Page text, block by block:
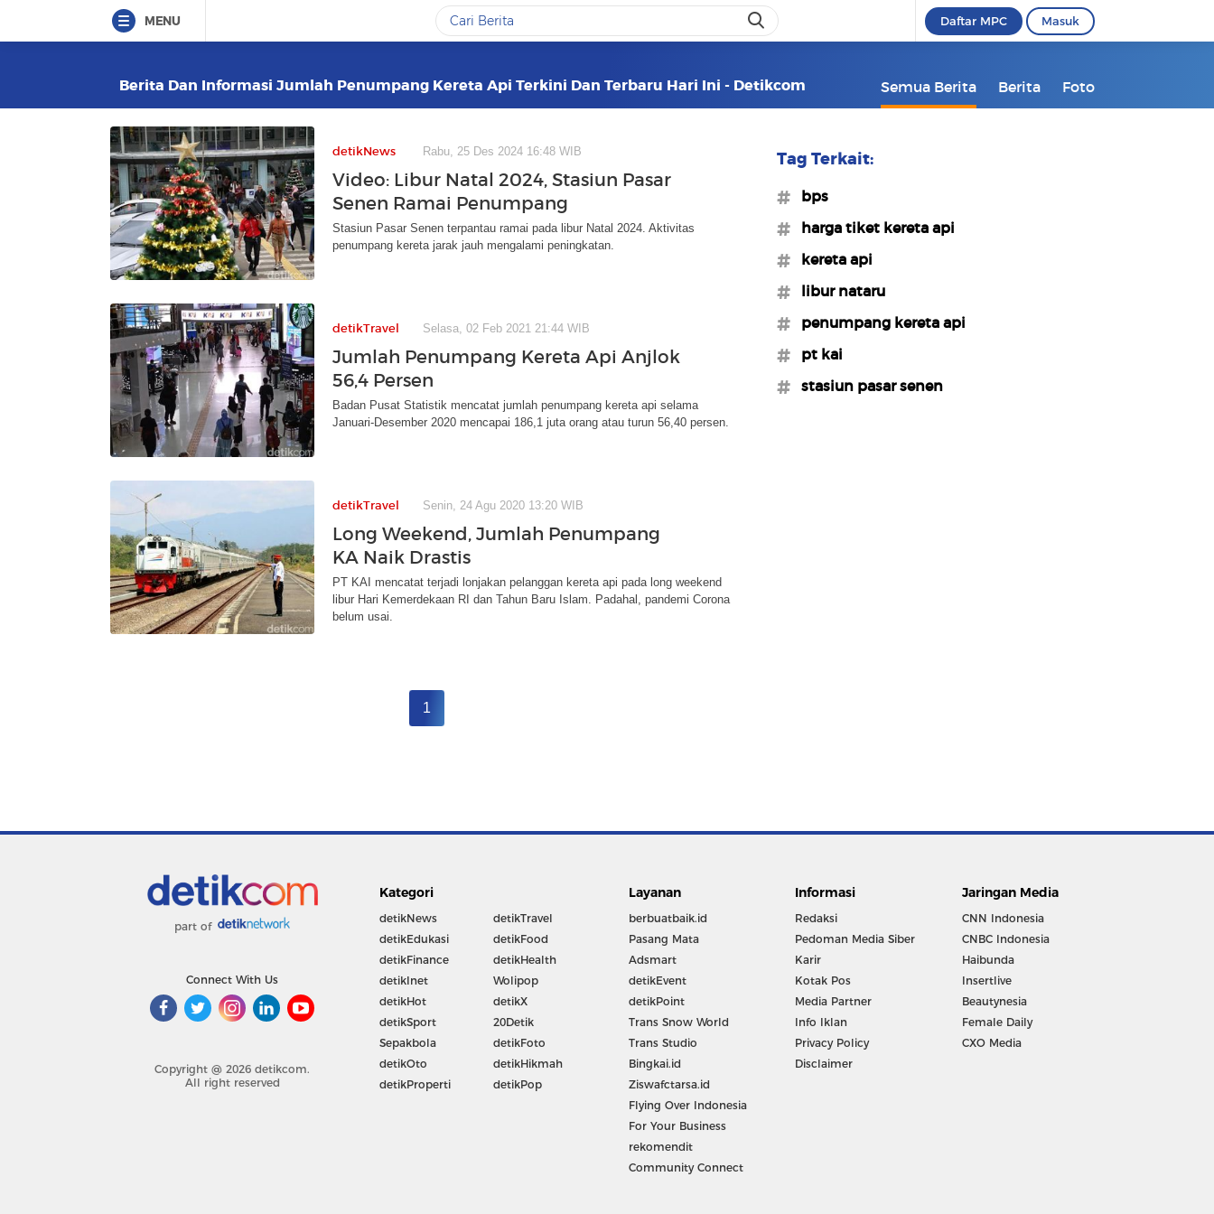
MENU Daftar MPC Masuk
Berita Dan Informasi Jumlah Penumpang Kereta Api Terkini Dan Terbaru Hari Ini - Detikcom Semua Berita Berita Foto
detikNews Rabu, 25 Des 2024 16:48 WIB
Video: Libur Natal 2024, Stasiun Pasar
Senen Ramai Penumpang
Stasiun Pasar Senen terpantau ramai pada libur Natal 2024. Aktivitas
penumpang kereta jarak jauh mengalami peningkatan.
detikTravel Selasa, 02 Feb 2021 21:44 WIB
Jumlah Penumpang Kereta Api Anjlok
56,4 Persen
Badan Pusat Statistik mencatat jumlah penumpang kereta api selama
Januari-Desember 2020 mencapai 186,1 juta orang atau turun 56,40 persen.
detikTravel Senin, 24 Agu 2020 13:20 WIB
Long Weekend, Jumlah Penumpang
KA Naik Drastis
PT KAI mencatat terjadi lonjakan pelanggan kereta api pada long weekend
libur Hari Kemerdekaan RI dan Tahun Baru Islam. Padahal, pandemi Corona
belum usai.
1
Tag Terkait:
#bps
#harga tiket kereta api
#kereta api
#libur nataru
#penumpang kereta api
#pt kai
#stasiun pasar senen
part of
Connect With Us
Copyright @ 2026 detikcom.
All right reserved
Kategori
detikNews
detikEdukasi
detikFinance
detikInet
detikHot
detikSport
Sepakbola
detikOto
detikProperti
detikTravel
detikFood
detikHealth
Wolipop
detikX
20Detik
detikFoto
detikHikmah
detikPop
Layanan
berbuatbaik.id
Pasang Mata
Adsmart
detikEvent
detikPoint
Trans Snow World
Trans Studio
Bingkai.id
Ziswafctarsa.id
Flying Over Indonesia
For Your Business
rekomendit
Community Connect
Informasi
Redaksi
Pedoman Media Siber
Karir
Kotak Pos
Media Partner
Info Iklan
Privacy Policy
Disclaimer
Jaringan Media
CNN Indonesia
CNBC Indonesia
Haibunda
Insertlive
Beautynesia
Female Daily
CXO Media